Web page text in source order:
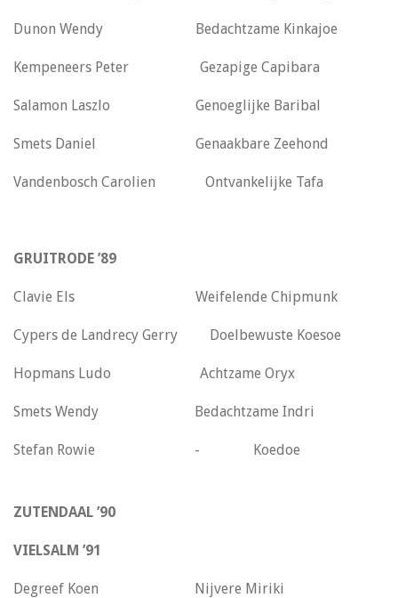
Dunon Wendy Bedachtzame Kinkajoe
Kempeneers Peter Gezapige Capibara
Salamon Laszlo Genoeglijke Baribal
Smets Daniel Genaakbare Zeehond
Vandenbosch Carolien Ontvankelijke Tafa
GRUITRODE ’89
Clavie Els Weifelende Chipmunk
Cypers de Landrecy Gerry Doelbewuste Koesoe
Hopmans Ludo Achtzame Oryx
Smets Wendy Bedachtzame Indri
Stefan Rowie - Koedoe
ZUTENDAAL ’90
VIELSALM ’91
Degreef Koen Nijvere Miriki